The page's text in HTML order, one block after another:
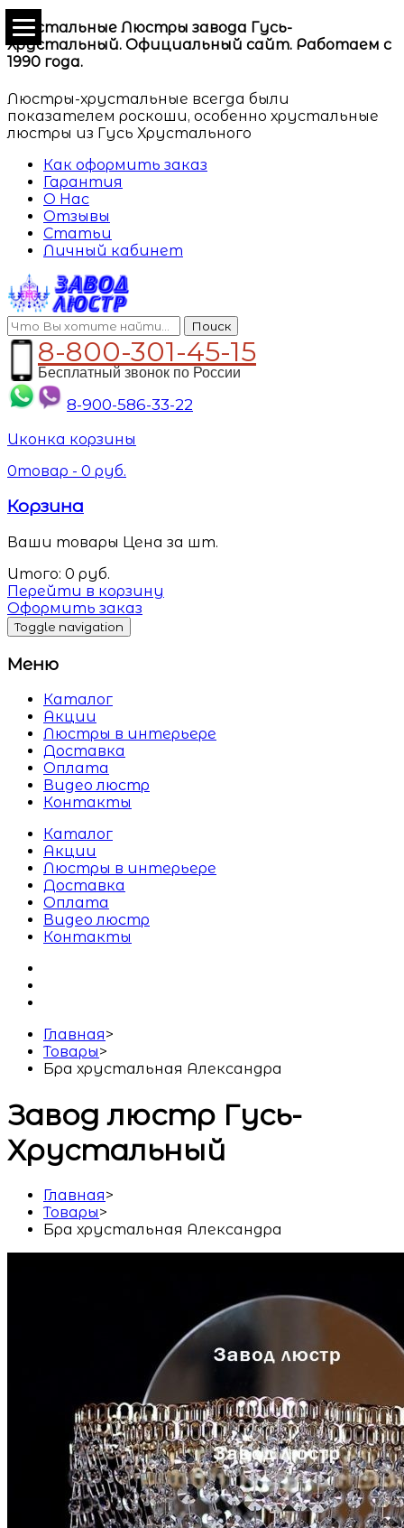
Хрустальные Люстры завода Гусь-
Хрустальный. Официальный сайт. Работаем с
1990 года.
Люстры-хрустальные всегда были
показателем роскоши, особенно хрустальные
люстры из Гусь Хрустального
Как оформить заказ
Гарантия
О Нас
Отзывы
Статьи
Личный кабинет
Поиск
8-800-301-45-15
Бесплатный звонок по России
8-900-586-33-22
Иконка корзины
0товар - 0 руб.
Корзина
Ваши товары Цена за шт.
Итого: 0 руб.
Перейти в корзину
Оформить заказ
Toggle navigation
Меню
Каталог
Акции
Люстры в интерьере
Доставка
Оплата
Видео люстр
Контакты
Каталог
Акции
Люстры в интерьере
Доставка
Оплата
Видео люстр
Контакты
Главная>
Товары>
Бра хрустальная Александра
Завод люстр Гусь-
Хрустальный
Главная>
Товары>
Бра хрустальная Александра